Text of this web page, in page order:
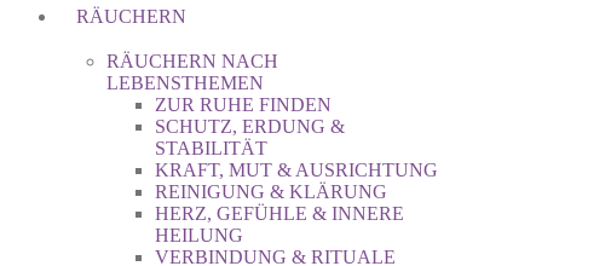
RÄUCHERN
RÄUCHERN NACH
LEBENSTHEMEN
ZUR RUHE FINDEN
SCHUTZ, ERDUNG &
STABILITÄT
KRAFT, MUT & AUSRICHTUNG
REINIGUNG & KLÄRUNG
HERZ, GEFÜHLE & INNERE
HEILUNG
VERBINDUNG & RITUALE